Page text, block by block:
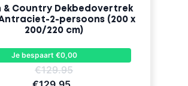
& Country Dekbedovertrek
2-persoons (200 x
200/220 cm)
Je bespaart €0,00
€129.95